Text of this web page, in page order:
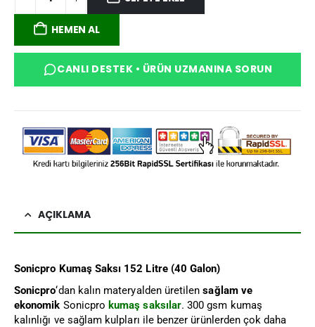
HEMEN AL
CANLI DESTEK • ÜRÜN UZMANINA SORUN
AÇIKLAMA
Sonicpro Kumaş Saksı 152 Litre (40 Galon)
Sonicpro‘dan kalın materyalden üretilensağlam ve
ekonomik Sonicpro kumaş saksılar. 300 gsm kumaş
kalınlığı ve sağlam kulpları ile benzer ürünlerden çok daha